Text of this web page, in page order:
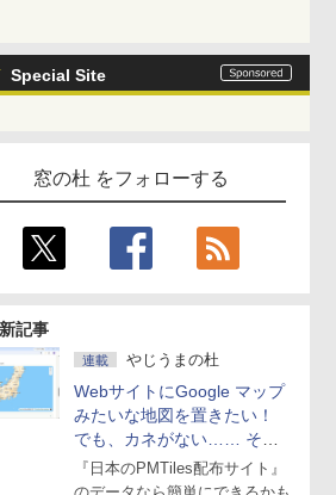
Special Site
窓の杜 をフォローする
記事
連載 やじうまの杜
WebサイトにGoogle マップ
みたいな地図を置きたい！
でも、カネがない…… そん
な人に朗報！
『日本のPMTiles配布サイト』